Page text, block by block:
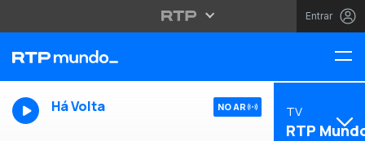
Entrar
Há Volta NO AR TV
RTP